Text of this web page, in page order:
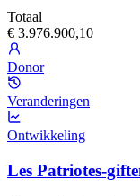
Totaal
€ 3.976.900,10
Donor
Veranderingen
Ontwikkeling
Les Patriotes-